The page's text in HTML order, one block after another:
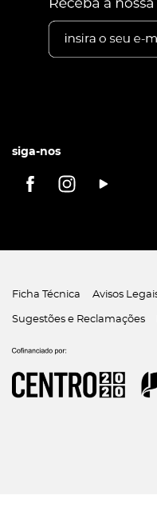
siga-nos
Ficha Técnica Avisos
Sugestões e Reclamações